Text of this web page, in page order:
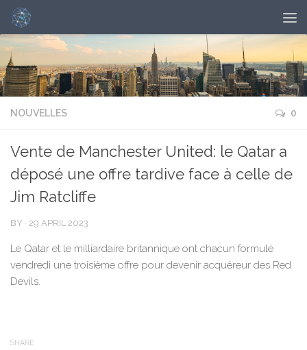
NOUVELLES 0
Vente de Manchester United: le Qatar a
déposé une offre tardive face à celle de
Jim Ratcliffe
BY · 29 APRIL 2023
Le Qatar et le milliardaire britannique ont chacun formulé
vendredi une troisième offre pour devenir acquéreur des Red
Devils.
SHARE